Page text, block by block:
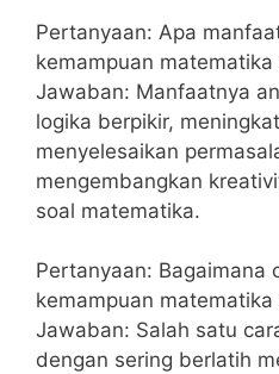
Pertanyaan: Apa
kemampuan
Jawaban: ⁣Manfaatnya
logika⁢ berpikir,
⁤menyelesaikan
‍mengembangkan
soal matematika.
Pertanyaan: Bagaimana
kemampuan
Jawaban: Salah satu
dengan sering berlatih